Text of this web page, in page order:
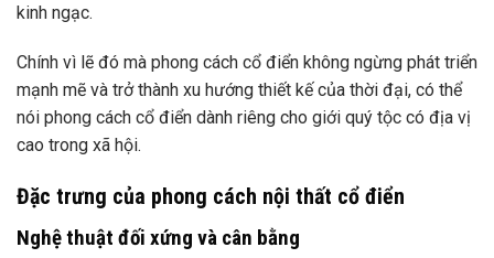
kinh ngạc.
Chính vì lẽ đó mà phong cách cổ điển không ngừng phát triển
mạnh mẽ và trở thành xu hướng thiết kế của thời đại, có thể
nói phong cách cổ điển dành riêng cho giới quý tộc có địa vị
cao trong xã hội.
Đặc trưng của phong cách nội thất cổ điển
Nghệ thuật đối xứng và cân bằng